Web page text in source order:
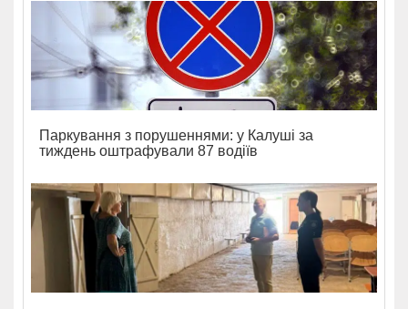
Паркування з порушеннями: у Калуші за
тиждень оштрафували 87 водіїв